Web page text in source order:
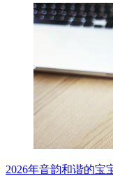
2026年音韵和谐的宝